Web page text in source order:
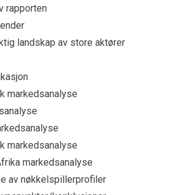
rapporten
landskap av store aktører
markedsanalyse
markedsanalyse
markedsanalyse
av nøkkelspillerprofiler